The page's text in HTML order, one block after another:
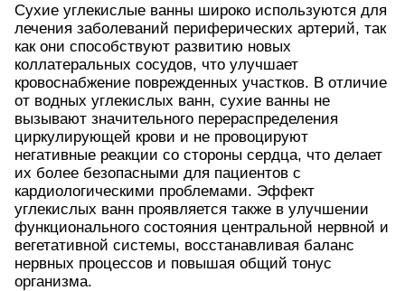
Сухие углекислые ванны широко используются для
лечения заболеваний периферических артерий, так
как они способствуют развитию новых
коллатеральных сосудов, что улучшает
кровоснабжение поврежденных участков. В отличие
от водных углекислых ванн, сухие ванны не
вызывают значительного перераспределения
циркулирующей крови и не провоцируют
негативные реакции со стороны сердца, что делает
их более безопасными для пациентов с
кардиологическими проблемами. Эффект
углекислых ванн проявляется также в улучшении
функционального состояния центральной нервной и
вегетативной системы, восстанавливая баланс
нервных процессов и повышая общий тонус
организма.